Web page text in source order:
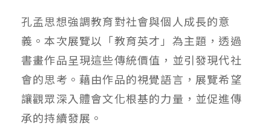
孔孟思想強調教育對社會與個人成長的意
義。本次展覽以「教育英才」為主題，透過
書畫作品呈現這些傳統價值，並引發現代社
會的思考。藉由作品的視覺語言，展覽希望
讓觀眾深入體會文化根基的力量，並促進傳
承的持續發展。